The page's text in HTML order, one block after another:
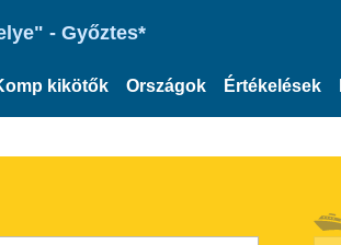
- Győztes*
kikötők Országok Értékelések